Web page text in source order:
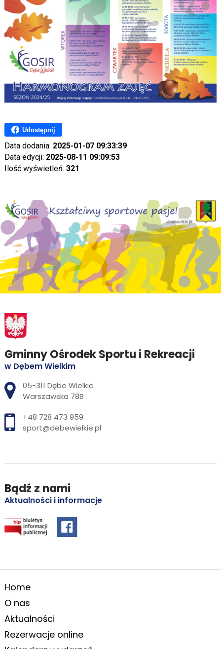
Udostępnij
Data dodania: 2025-01-07 09:33:39
Data edycji: 2025-08-11 09:09:53
Ilość wyświetleń: 321
Gminny Ośrodek Sportu i Rekreacji
w Dębem Wielkim
Adres pocztowy:
05-311 Dębe Wielkie
Warszawska 78B
+48 728 473 959
sport@debewielkie.pl
Bądź z nami
Aktualności i informacje
Home
O nas
Aktualności
Rezerwacje online